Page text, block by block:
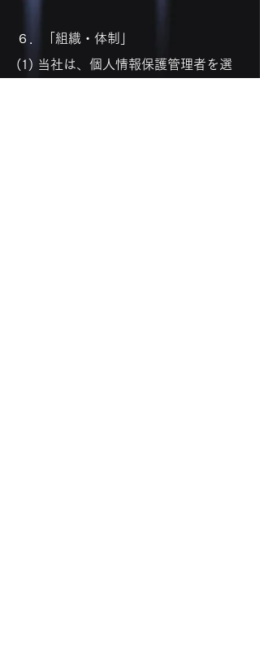
６．「組織・体制」
(1) 当社は、個人情報保護管理者を選